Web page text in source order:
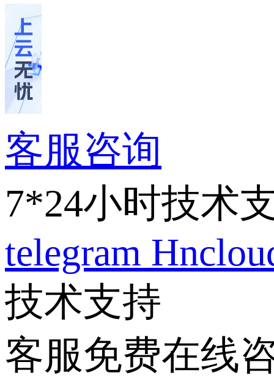
客服咨询
7*24小时技术
telegram
技术支持
客服免费在线